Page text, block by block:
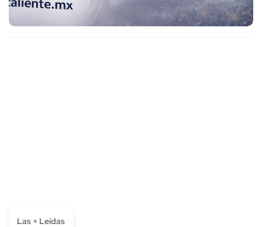
Las + Leídas